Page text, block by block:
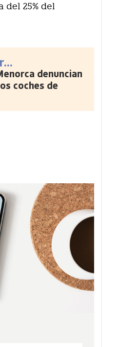
del 25% del
denuncian
coches de